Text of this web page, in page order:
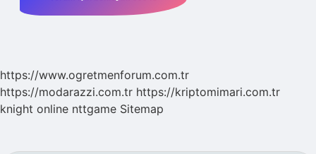
https://www.ogretmenforum.com.tr
https://modarazzi.com.tr https://kriptomimari.com.tr
knight online nttgame Sitemap